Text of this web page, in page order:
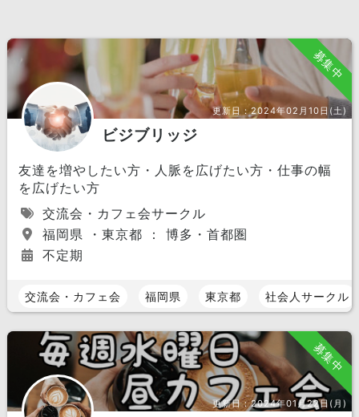
募集中
更新日：2024年02月10日(土)
ビジブリッジ
友達を増やしたい方・人脈を広げたい方・仕事の幅
を広げたい方
交流会・カフェ会サークル
福岡県 ・東京都 ： 博多・首都圏
不定期
交流会・カフェ会 福岡県 東京都 社会人サークル
募集中
更新日：2024年01月22日(月)